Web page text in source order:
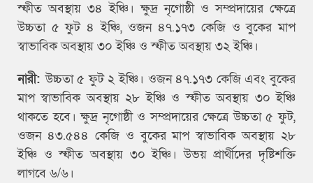
স্ফীত অবস্থায় ৩৪ ইঞ্চি। ক্ষুদ্র নৃগোষ্ঠী ও সম্প্রদায়ের ক্ষেত্রে
উচ্চতা ৫ ফুট ৪ ইঞ্চি, ওজন ৪৭.১৭৩ কেজি ও বুকের মাপ
স্বাভাবিক অবস্থায় ৩০ ইঞ্চি ও স্ফীত অবস্থায় ৩২ ইঞ্চি।
নারী:উচ্চতা ৫ ফুট ২ ইঞ্চি। ওজন ৪৭.১৭৩ কেজি এবং বুকের
মাপ স্বাভাবিক অবস্থায় ২৮ ইঞ্চি ও স্ফীত অবস্থায় ৩০ ইঞ্চি
থাকতে হবে। ক্ষুদ্র নৃগোষ্ঠী ও সম্প্রদায়ের ক্ষেত্রে উচ্চতা ৫ ফুট,
ওজন ৪৩.৫৪৪ কেজি ও বুকের মাপ স্বাভাবিক অবস্থায় ২৮
ইঞ্চি ও স্ফীত অবস্থায় ৩০ ইঞ্চি। উভয় প্রার্থীদের দৃষ্টিশক্তি
লাগবে ৬/৬।